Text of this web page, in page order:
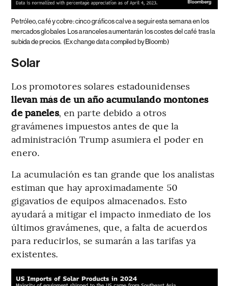
Petróleo, café y cobre: cinco gráficos calve a seguir esta semana en los
mercados globales Los aranceles aumentarán los costes del café tras la
subida de precios. (Exchange data compiled by Bloomb)
Solar
Los promotores solares estadounidenses
llevan más de un año acumulando montones
de paneles, en parte debido a otros
gravámenes impuestos antes de que la
administración Trump asumiera el poder en
enero.
La acumulación es tan grande que los analistas
estiman que hay aproximadamente 50
gigavatios de equipos almacenados. Esto
ayudará a mitigar el impacto inmediato de los
últimos gravámenes, que, a falta de acuerdos
para reducirlos, se sumarán a las tarifas ya
existentes.